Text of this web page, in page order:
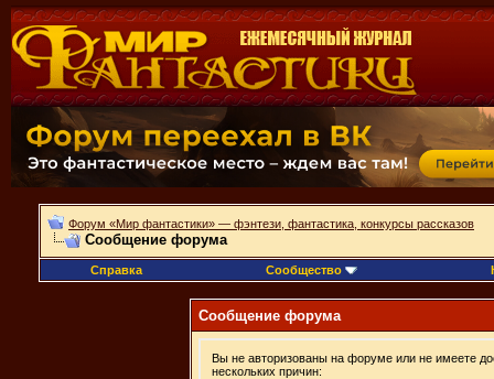
Форум «Мир фантастики» — фэнтези, фантастика, конкурсы рассказов
Сообщение форума
Справка Сообщество
Сообщение форума
Вы не авторизованы на форуме или не имеете
нескольких причин: